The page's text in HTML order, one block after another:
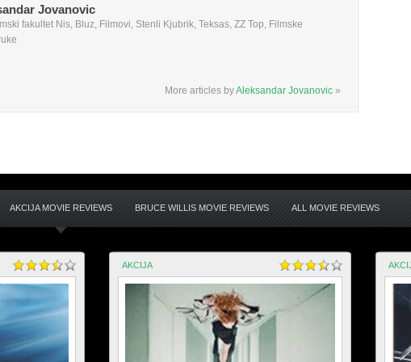
Jovanovic
fakultet Nis, Bluz, Filmovi, Stenli Kjubrik, Teksas, ZZ Top, Filmske
More articles byAleksandar Jovanovic »
AKCIJA MOVIE REVIEWS BRUCE WILLIS MOVIE REVIEWS ALL MOVIE REVIEWS
AKCIJA